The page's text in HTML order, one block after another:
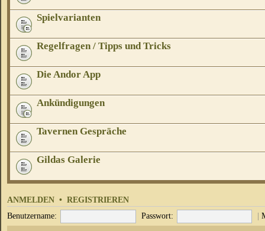
Spielvarianten
Regelfragen / Tipps und Tricks
Die Andor App
Ankündigungen
Tavernen Gespräche
Gildas Galerie
ANMELDEN • REGISTRIEREN
Benutzername: Passwort: |